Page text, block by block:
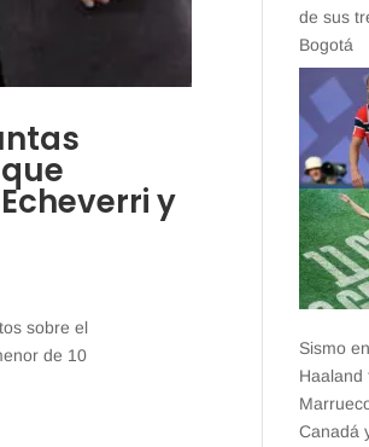
y
sobre el
de 10
de sus
Bogotá
Sismo
Haaland
Canadá